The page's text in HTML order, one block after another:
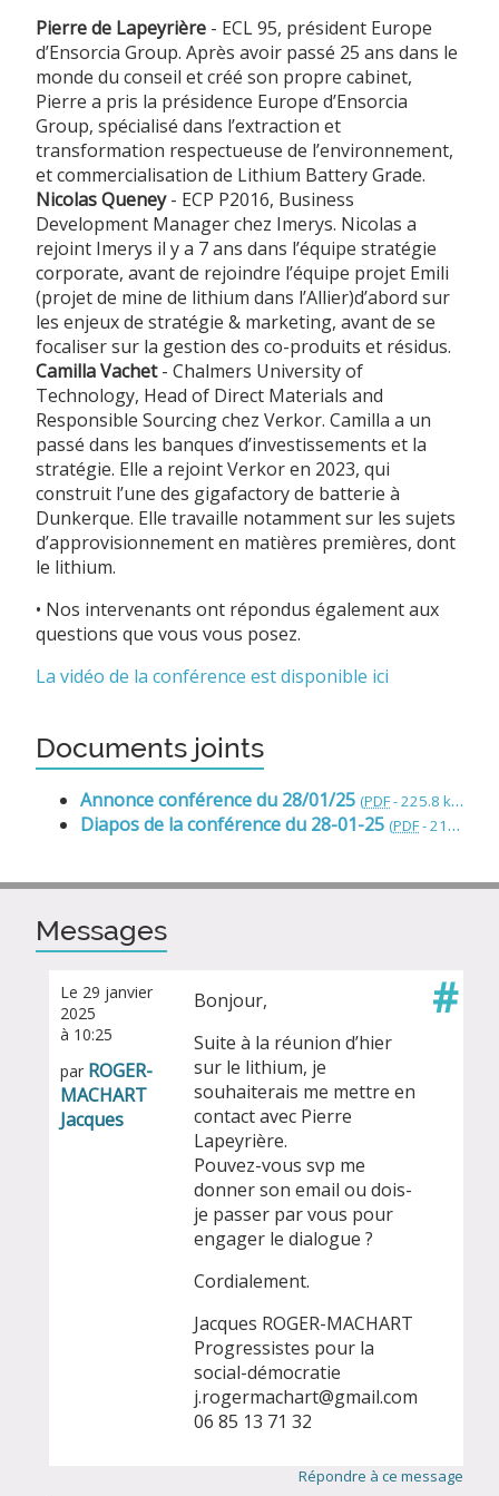
Pierre de Lapeyrière - ECL 95, président Europe
d’Ensorcia Group. Après avoir passé 25 ans dans le
monde du conseil et créé son propre cabinet,
Pierre a pris la présidence Europe d’Ensorcia
Group, spécialisé dans l’extraction et
transformation respectueuse de l’environnement,
et commercialisation de Lithium Battery Grade.
Nicolas Queney- ECP P2016, Business
Development Manager chez Imerys. Nicolas a
rejoint Imerys il y a 7 ans dans l’équipe stratégie
corporate, avant de rejoindre l’équipe projet Emili
(projet de mine de lithium dans l’Allier)d’abord sur
les enjeux de stratégie & marketing, avant de se
focaliser sur la gestion des co-produits et résidus.
Camilla Vachet- Chalmers University of
Technology, Head of Direct Materials and
Responsible Sourcing chez Verkor. Camilla a un
passé dans les banques d’investissements et la
stratégie. Elle a rejoint Verkor en 2023, qui
construit l’une des gigafactory de batterie à
Dunkerque. Elle travaille notamment sur les sujets
d’approvisionnement en matières premières, dont
le lithium.
• Nos intervenants ont répondus également aux
questions que vous vous posez.
La vidéo de la conférence est disponible ici
Documents joints
Annonce conférence du 28/01/25 (PDF-225.8 kio
Diapos de la conférence du 28-01-25 (PDF-212.5 kio
Messages
Le 29 janvier
2025
à 10:25
par ROGER-
MACHART
Jacques
Bonjour,
Suite à la réunion d’hier
sur le lithium, je
souhaiterais me mettre en
contact avec Pierre
Lapeyrière.
Pouvez-vous svp me
donner son email ou dois-
je passer par vous pour
engager le dialogue ?
Cordialement.
Jacques ROGER-MACHART
Progressistes pour la
social-démocratie
j.rogermachart@gmail.com
06 85 13 71 32
#
Répondre à ce message